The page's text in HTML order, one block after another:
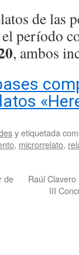
de las
período
, ambos
y etiquetada
, microrrelato,
de
Raúl
III